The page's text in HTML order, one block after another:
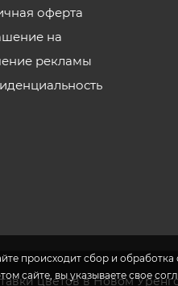
происходит сбор и
сайте, вы указываете свое
оферта
на
рекламы
цветов в Новом